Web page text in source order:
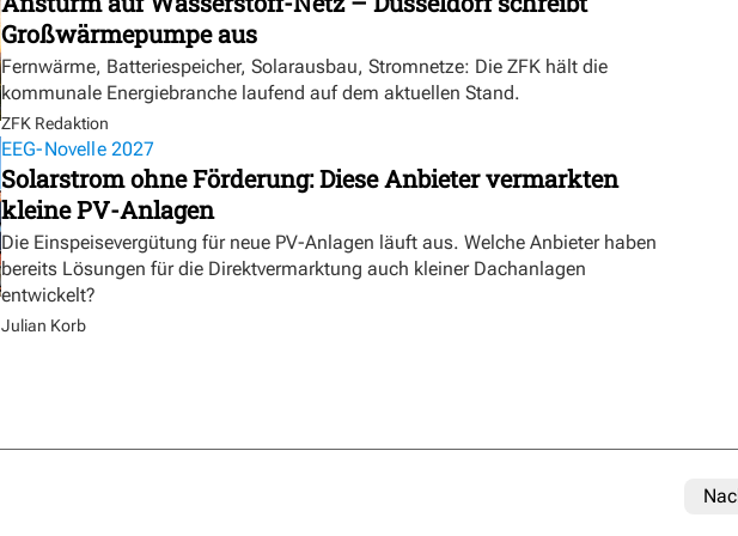
Großwärmepumpe aus
Fernwärme, Batteriespeicher, Solarausbau, Stromnetze: Die ZFK hält die
kommunale Energiebranche laufend auf dem aktuellen Stand.
ZFK Redaktion
EEG-Novelle 2027
Solarstrom ohne Förderung: Diese Anbieter vermarkten
kleine PV-Anlagen
Die Einspeisevergütung für neue PV-Anlagen läuft aus. Welche Anbieter haben
bereits Lösungen für die Direktvermarktung auch kleiner Dachanlagen
entwickelt?
Julian Korb